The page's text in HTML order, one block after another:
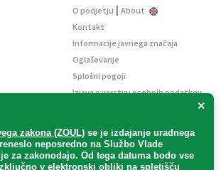
×
zakona (ZOUL) se je izdajanje uradnega
neposredno na Službo Vlade
za zakonodajo. Od tega datuma bodo vse
v elektronski obliki na spletišču
O podjetju | About
Kontakt
Informacije javnega značaja
Oglaševanje
Splošni pogoji
Izjava o varstvu osebnih podatkov